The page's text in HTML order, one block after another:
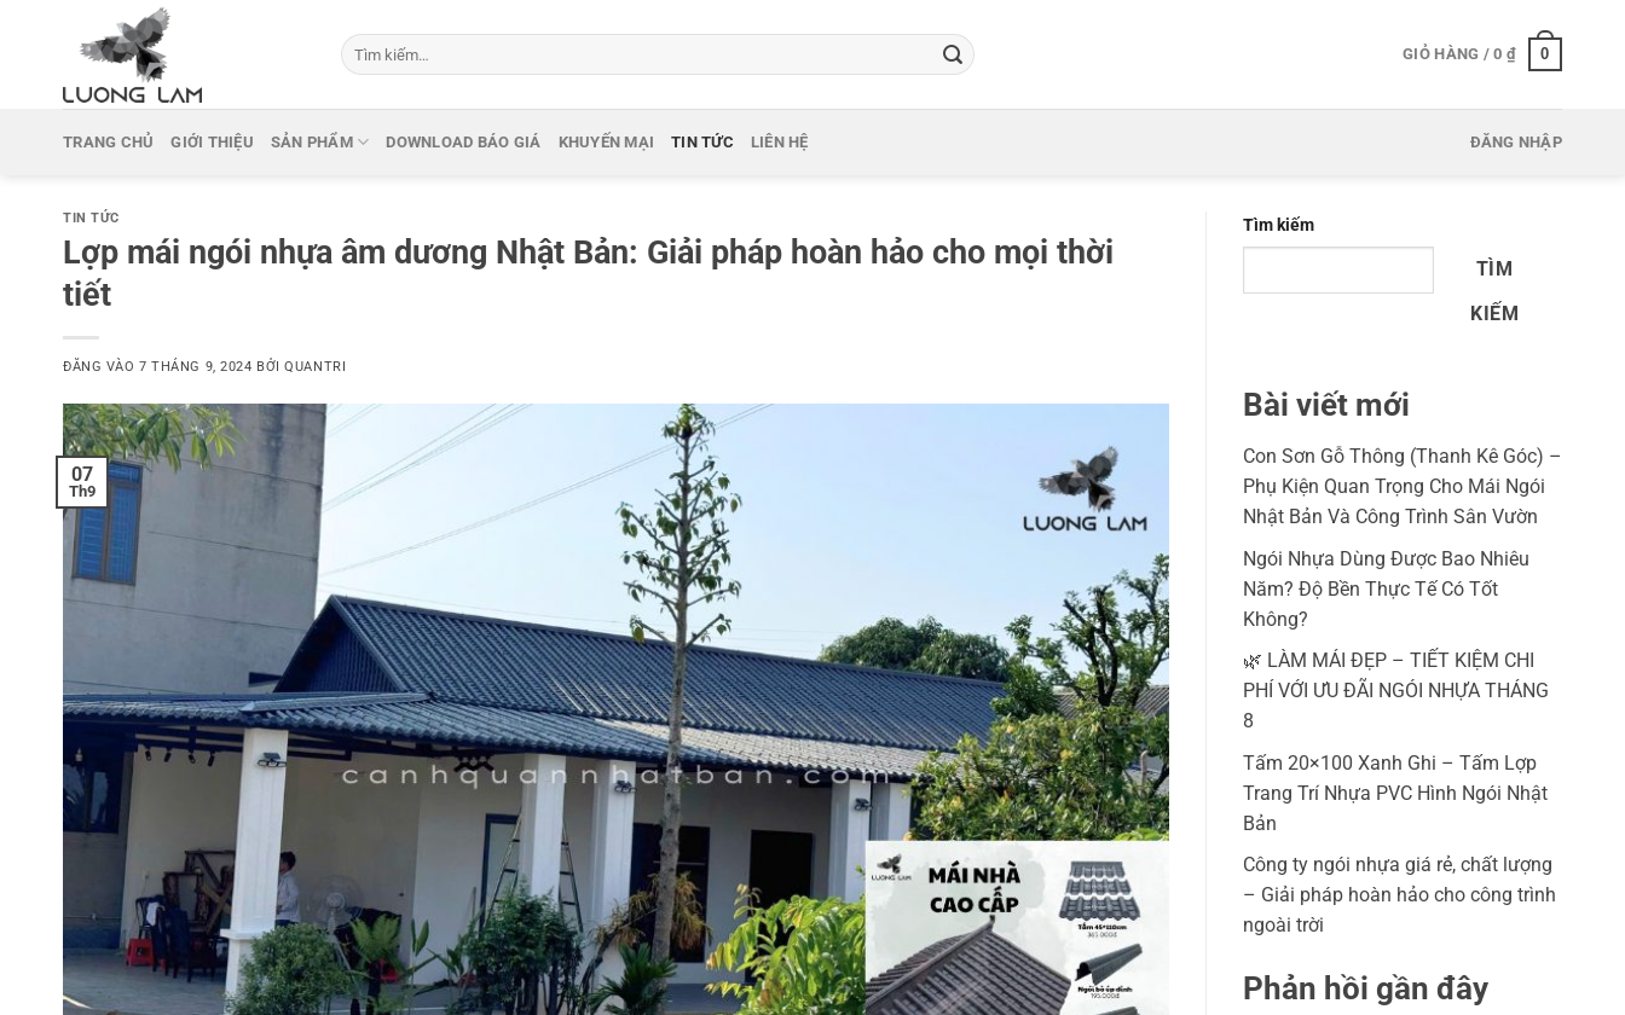
Tìm
kiếm:
GIỎ HÀNG /0 ₫ 0
TRANG CHỦ GIỚI THIỆU SẢN PHẨM DOWNLOAD BÁO GIÁ KHUYẾN MẠI TIN TỨC LIÊN HỆ ĐĂNG NHẬP
TIN TỨC
Lợp mái ngói nhựa âm dương Nhật Bản: Giải pháp hoàn hảo cho mọi thời
tiết
ĐĂNG VÀO7 THÁNG 9, 2024 BỞIQUANTRI
07
Th9
Tìm kiếm
TÌM
KIẾM
Bài viết mới
Con Sơn Gỗ Thông (Thanh Kê Góc) –
Phụ Kiện Quan Trọng Cho Mái Ngói
Nhật Bản Và Công Trình Sân Vườn
Ngói Nhựa Dùng Được Bao Nhiêu
Năm? Độ Bền Thực Tế Có Tốt
Không?
🌿 LÀM MÁI ĐẸP – TIẾT KIỆM CHI
PHÍ VỚI ƯU ĐÃI NGÓI NHỰA THÁNG
8
Tấm 20×100 Xanh Ghi – Tấm Lợp
Trang Trí Nhựa PVC Hình Ngói Nhật
Bản
Công ty ngói nhựa giá rẻ, chất lượng
– Giải pháp hoàn hảo cho công trình
ngoài trời
Phản hồi gần đây